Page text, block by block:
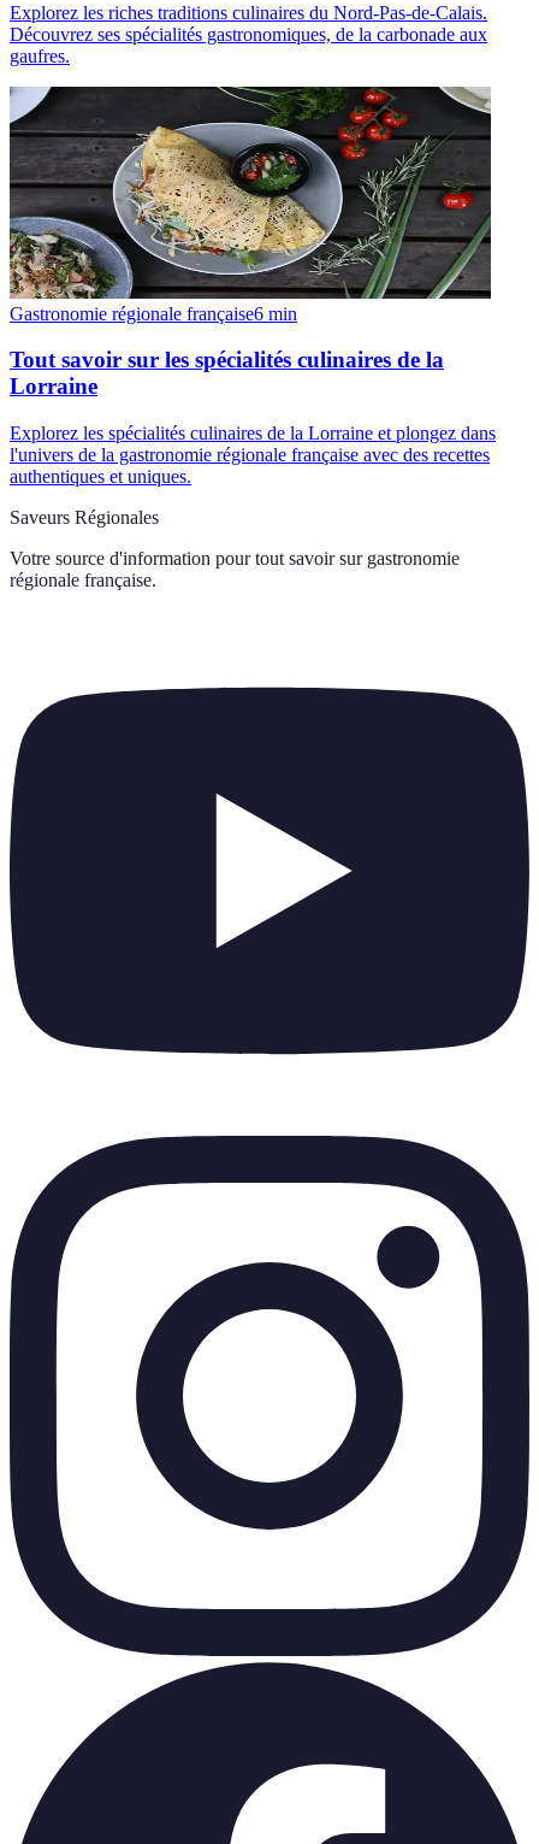
Explorez les riches traditions culinaires du Nord-Pas-de-Calais.
Découvrez ses spécialités gastronomiques, de la carbonade aux
gaufres.
Gastronomie régionale française6 min
Tout savoir sur les spécialités culinaires de la
Lorraine
Explorez les spécialités culinaires de la Lorraine et plongez dans
l'univers de la gastronomie régionale française avec des recettes
authentiques et uniques.
Saveurs Régionales
Votre source d'information pour tout savoir sur gastronomie
régionale française.